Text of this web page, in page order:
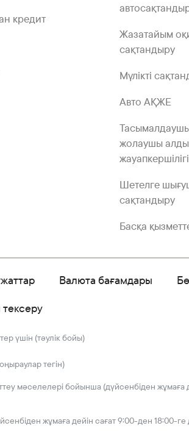
кредит
Жазатайым
сақтандыру
Мүлікті
Авто АҚЖЕ
жолаушы
жауапкершілігі
Шетелге
сақтандыру
Басқа
Валюта бағамдары
үшін (тәулік бойы)
тегін)
мәселелері бойынша (дүйсенбіден жұмаға
жұмаға дейін сағат 9:00-ден 18:00-ге